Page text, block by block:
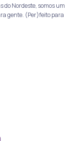
do Nordeste, somos um
gente. (Per)feito para